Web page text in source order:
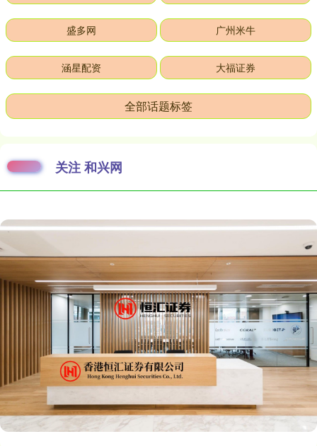
盛多网 广州米牛
涵星配资 大福证券
全部话题标签
关注 和兴网